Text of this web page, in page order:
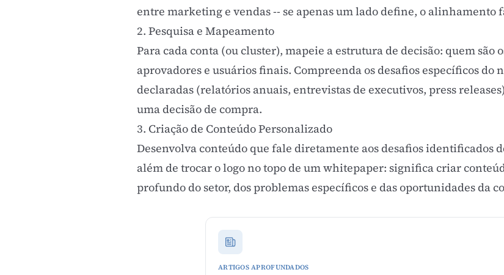
entre marketing e vendas -- se apenas um lado define, o alinhamento
2. Pesquisa e Mapeamento
Para cada conta (ou cluster), mapeie a estrutura de decisão: quem são
aprovadores e usuários finais. Compreenda os desafios específicos do
declaradas (relatórios anuais, entrevistas de executivos, press
uma decisão de compra.
3. Criação de Conteúdo Personalizado
Desenvolva conteúdo que fale diretamente aos desafios identificados
além de trocar o logo no topo de um whitepaper: significa criar
profundo do setor, dos problemas específicos e das oportunidades da
ARTIGOS APROFUNDADOS